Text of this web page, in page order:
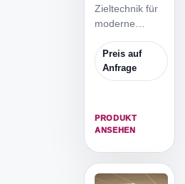
Zieltechnik für
moderne
n mit klarer
Auswertung
und robuster
Preis auf
Anfrage
PRODUKT
ANSEHEN